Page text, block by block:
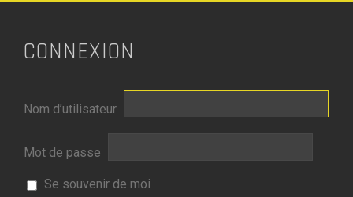
CONNEXION
Nom d’utilisateur
Mot de passe
Se souvenir de moi